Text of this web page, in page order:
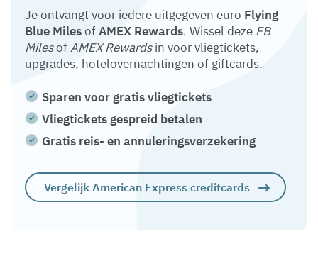
Je ontvangt voor iedere uitgegeven euro Flying
Blue MilesofAMEX Rewards. Wissel deze FB
MilesofAMEX Rewardsin voor vliegtickets,
upgrades, hotelovernachtingen of giftcards.
Sparen voor gratis vliegtickets
Vliegtickets gespreid betalen
Gratis reis- en annuleringsverzekering
Vergelijk American Express creditcards